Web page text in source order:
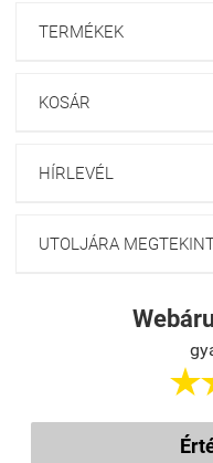
TERMÉKEK
KOSÁR
HÍRLEVÉL
UTOLJÁRA
